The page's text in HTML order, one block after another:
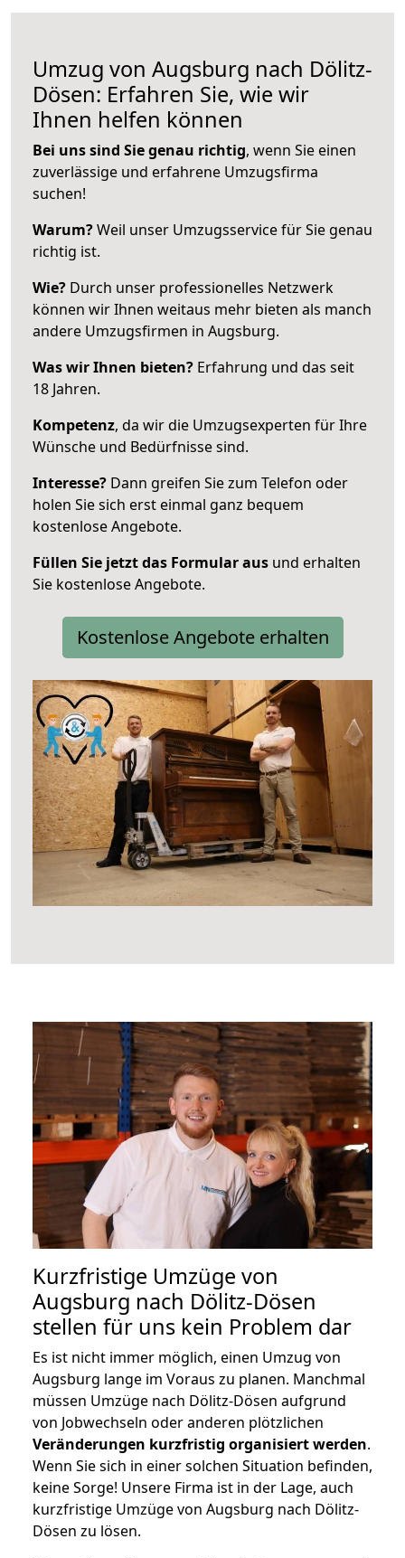
Umzug von Augsburg nach Dölitz-
Dösen: Erfahren Sie, wie wir
Ihnen helfen können
Bei uns sind Sie genau richtig, wenn Sie einen
zuverlässige und erfahrene Umzugsfirma
suchen!
Warum?Weil unser Umzugsservice für Sie genau
richtig ist.
Wie? Durch unser professionelles Netzwerk
können wir Ihnen weitaus mehr bieten als manch
andere Umzugsfirmen in Augsburg.
Was wir Ihnen bieten? Erfahrung und das seit
18 Jahren.
Kompetenz, da wir die Umzugsexperten für Ihre
Wünsche und Bedürfnisse sind.
Interesse? Dann greifen Sie zum Telefon oder
holen Sie sich erst einmal ganz bequem
kostenlose Angebote.
Füllen Sie jetzt das Formular aus und erhalten
Sie kostenlose Angebote.
Kostenlose Angebote erhalten
Kurzfristige Umzüge von
Augsburg nach Dölitz-Dösen
stellen für uns kein Problem dar
Es ist nicht immer möglich, einen Umzug von
Augsburg lange im Voraus zu planen. Manchmal
müssen Umzüge nach Dölitz-Dösen aufgrund
von Jobwechseln oder anderen plötzlichen
Veränderungen kurzfristig organisiert werden.
Wenn Sie sich in einer solchen Situation befinden,
keine Sorge! Unsere Firma ist in der Lage, auch
kurzfristige Umzüge von Augsburg nach Dölitz-
Dösen zu lösen.